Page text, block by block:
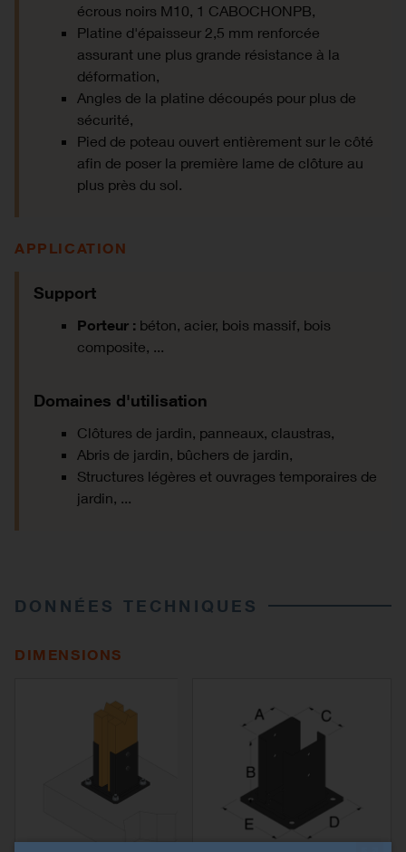
écrous noirs M10, 1 CABOCHONPB,
Platine d'épaisseur 2,5 mm renforcée
assurant une plus grande résistance à la
déformation,
Angles de la platine découpés pour plus de
sécurité,
Pied de poteau ouvert entièrement sur le côté
afin de poser la première lame de clôture au
plus près du sol.
APPLICATION
Support
Porteur : béton, acier, bois massif, bois
composite, ...
Domaines d'utilisation
Clôtures de jardin, panneaux, claustras,
Abris de jardin, bûchers de jardin,
Structures légères et ouvrages temporaires de
jardin, ...
DONNÉES TECHNIQUES
DIMENSIONS